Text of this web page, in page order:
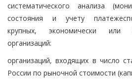
систематического анализа
состояния и учету
крупных, экономически или
организаций:
организаций, входящих в число
России по рыночной стоимости